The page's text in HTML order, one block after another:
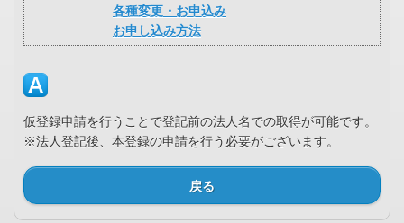
各種変更・お申込み
お申し込み方法
仮登録申請を行うことで登記前の法人名での取得が可能です。
※法人登記後、本登録の申請を行う必要がございます。
戻る